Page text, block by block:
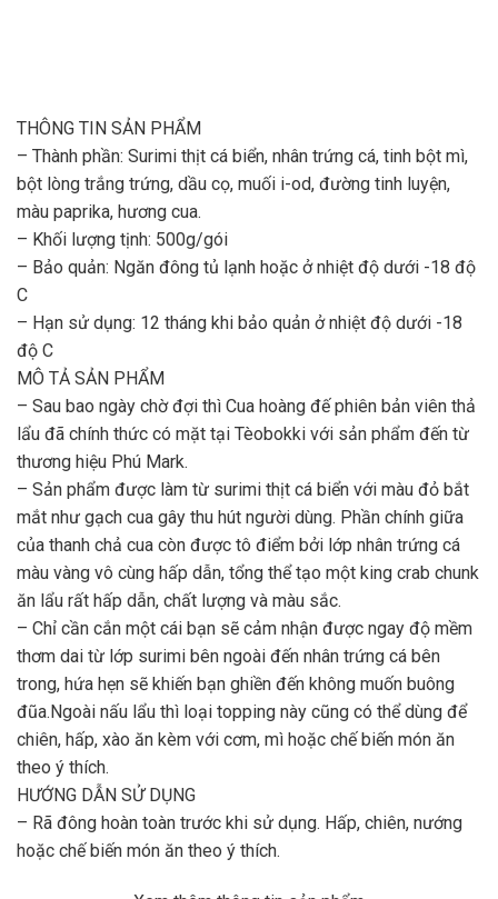
THÔNG TIN SẢN PHẨM
– Thành phần: Surimi thịt cá biển, nhân trứng cá, tinh bột mì,
bột lòng trắng trứng, dầu cọ, muối i-od, đường tinh luyện,
màu paprika, hương cua.
– Khối lượng tịnh: 500g/gói
– Bảo quản: Ngăn đông tủ lạnh hoặc ở nhiệt độ dưới -18 độ
C
– Hạn sử dụng: 12 tháng khi bảo quản ở nhiệt độ dưới -18
độ C
MÔ TẢ SẢN PHẨM
– Sau bao ngày chờ đợi thì Cua hoàng đế phiên bản viên thả
lẩu đã chính thức có mặt tại Tèobokki với sản phẩm đến từ
thương hiệu Phú Mark.
– Sản phẩm được làm từ surimi thịt cá biển với màu đỏ bắt
mắt như gạch cua gây thu hút người dùng. Phần chính giữa
của thanh chả cua còn được tô điểm bởi lớp nhân trứng cá
màu vàng vô cùng hấp dẫn, tổng thể tạo một king crab chunk
ăn lẩu rất hấp dẫn, chất lượng và màu sắc.
– Chỉ cần cắn một cái bạn sẽ cảm nhận được ngay độ mềm
thơm dai từ lớp surimi bên ngoài đến nhân trứng cá bên
trong, hứa hẹn sẽ khiến bạn ghiền đến không muốn buông
đũa.Ngoài nấu lẩu thì loại topping này cũng có thể dùng để
chiên, hấp, xào ăn kèm với cơm, mì hoặc chế biến món ăn
theo ý thích.
HƯỚNG DẪN SỬ DỤNG
– Rã đông hoàn toàn trước khi sử dụng. Hấp, chiên, nướng
hoặc chế biến món ăn theo ý thích.